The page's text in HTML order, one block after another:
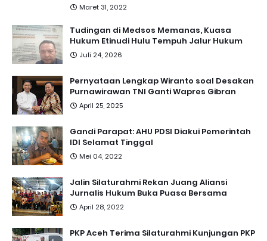
Maret 31, 2022
Tudingan di Medsos Memanas, Kuasa
Hukum Etinudi Hulu Tempuh Jalur Hukum
Juli 24, 2026
Pernyataan Lengkap Wiranto soal Desakan
Purnawirawan TNI Ganti Wapres Gibran
April 25, 2025
Gandi Parapat: AHU PDSI Diakui Pemerintah
IDI Selamat Tinggal
Mei 04, 2022
Jalin Silaturahmi Rekan Juang Aliansi
Jurnalis Hukum Buka Puasa Bersama
April 28, 2022
PKP Aceh Terima Silaturahmi Kunjungan PKP